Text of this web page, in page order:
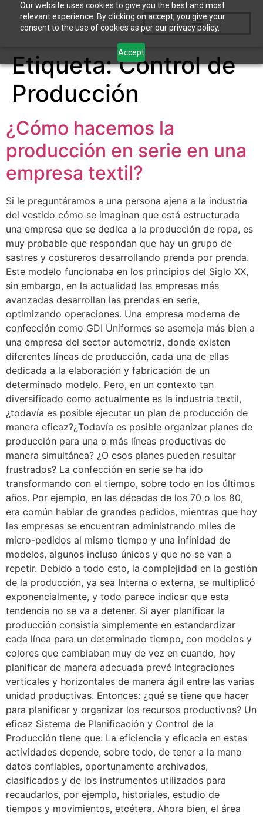
Our website uses cookies to give you the best and most
relevant experience. By clicking on accept, you give your
consent to the use of cookies as per our privacy policy.
Accept
Etiqueta:Control de
Producción
¿Cómo hacemos la
producción en serie en una
empresa textil?
Si le preguntáramos a una persona ajena a la industria
del vestido cómo se imaginan que está estructurada
una empresa que se dedica a la producción de ropa, es
muy probable que respondan que hay un grupo de
sastres y costureros desarrollando prenda por prenda.
Este modelo funcionaba en los principios del Siglo XX,
sin embargo, en la actualidad las empresas más
avanzadas desarrollan las prendas en serie,
optimizando operaciones. Una empresa moderna de
confección como GDI Uniformes se asemeja más bien a
una empresa del sector automotriz, donde existen
diferentes líneas de producción, cada una de ellas
dedicada a la elaboración y fabricación de un
determinado modelo. Pero, en un contexto tan
diversificado como actualmente es la industria textil,
¿todavía es posible ejecutar un plan de producción de
manera eficaz?¿Todavía es posible organizar planes de
producción para una o más líneas productivas de
manera simultánea? ¿O esos planes pueden resultar
frustrados? La confección en serie se ha ido
transformando con el tiempo, sobre todo en los últimos
años. Por ejemplo, en las décadas de los 70 o los 80,
era común hablar de grandes pedidos, mientras que hoy
las empresas se encuentran administrando miles de
micro-pedidos al mismo tiempo y una infinidad de
modelos, algunos incluso únicos y que no se van a
repetir. Debido a todo esto, la complejidad en la gestión
de la producción, ya sea Interna o externa, se multiplicó
exponencialmente, y todo parece indicar que esta
tendencia no se va a detener. Si ayer planificar la
producción consistía simplemente en estandardizar
cada línea para un determinado tiempo, con modelos y
colores que cambiaban muy de vez en cuando, hoy
planificar de manera adecuada prevé Integraciones
verticales y horizontales de manera ágil entre las varias
unidad productivas. Entonces: ¿qué se tiene que hacer
para planificar y organizar los recursos productivos? Un
eficaz Sistema de Planificación y Control de la
Producción tiene que: La eficiencia y eficacia en estas
actividades depende, sobre todo, de tener a la mano
datos confiables, oportunamente archivados,
clasificados y de los instrumentos utilizados para
recaudarlos, por ejemplo, historiales, estudio de
tiempos y movimientos, etcétera. Ahora bien, el área